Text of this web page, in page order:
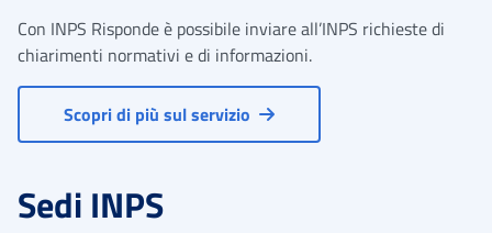
Con INPS Risponde è possibile inviare all’INPS richieste di
chiarimenti normativi e di informazioni.
Scopri di più sul servizio
Sedi INPS